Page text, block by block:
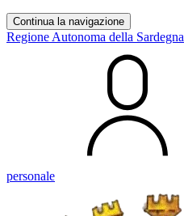
Continua la navigazione
Regione Autonoma della Sardegna
personale